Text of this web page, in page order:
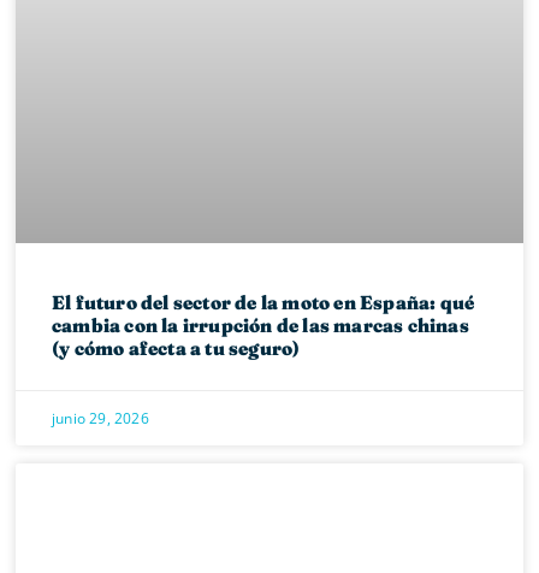
El futuro del sector de la moto en España: qué
cambia con la irrupción de las marcas chinas
(y cómo afecta a tu seguro)
junio 29, 2026